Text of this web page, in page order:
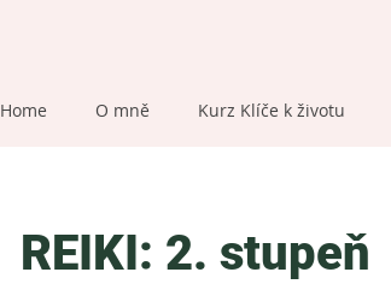
Home O mně Kurz Klíče k životu
REIKI: 2. stupeň